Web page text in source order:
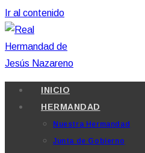
Ir al contenido
INICIO
HERMANDAD
Nuestra Hermandad
Junta de Gobierno